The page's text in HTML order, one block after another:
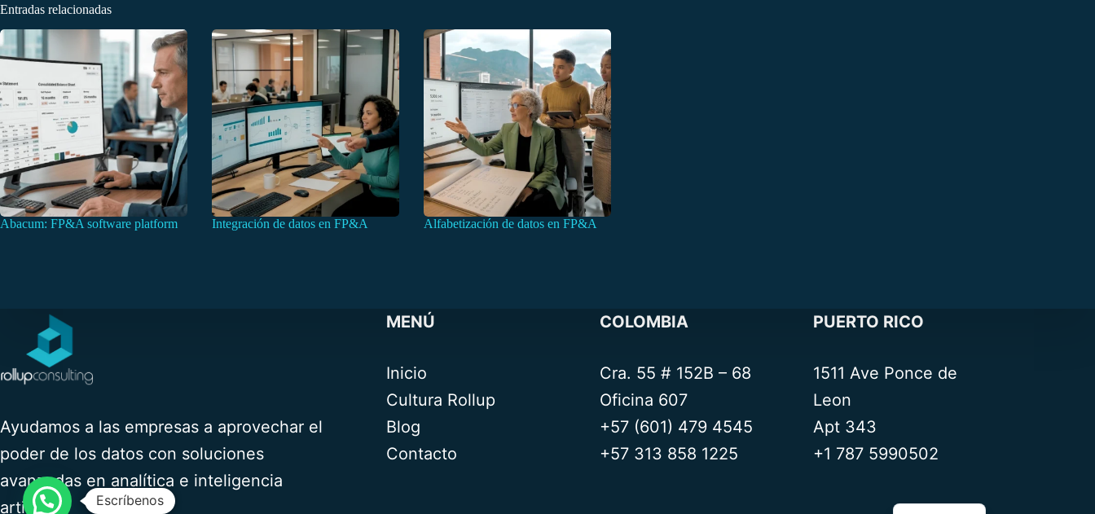
Entradas relacionadas
Abacum: FP&A software platform Integración de datos en FP&A Alfabetización de datos en FP&A
Ayudamos a las empresas a aprovechar el
poder de los datos con soluciones
avanzadas en analítica e inteligencia
artificial.
MENÚ
Inicio
Cultura Rollup
Blog
Contacto
COLOMBIA
Cra. 55 # 152B – 68
Oficina 607
+57 (601) 479 4545
+57 313 858 1225
PUERTO RICO
1511 Ave Ponce de
Leon
Apt 343
+1 787 5990502
Escríbenos